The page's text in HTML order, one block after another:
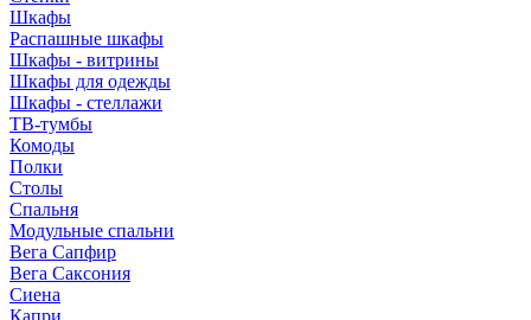
Шкафы
Распашные шкафы
Шкафы - витрины
Шкафы для одежды
Шкафы - стеллажи
ТВ-тумбы
Комоды
Полки
Столы
Спальня
Модульные спальни
Вега Сапфир
Вега Саксония
Сиена
Капри